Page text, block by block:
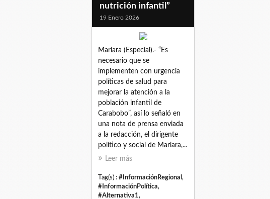
nutrición infantil”
19 Enero 2026
Mariara (Especial).- “Es
necesario que se
implementen con urgencia
políticas de salud para
mejorar la atención a la
población infantil de
Carabobo”, así lo señaló en
una nota de prensa enviada
a la redacción, el dirigente
político y social de Mariara,...
Leer más
Tag(s) : #InformaciónRegional ,
#InformaciónPolítica,
#Alternativa1,